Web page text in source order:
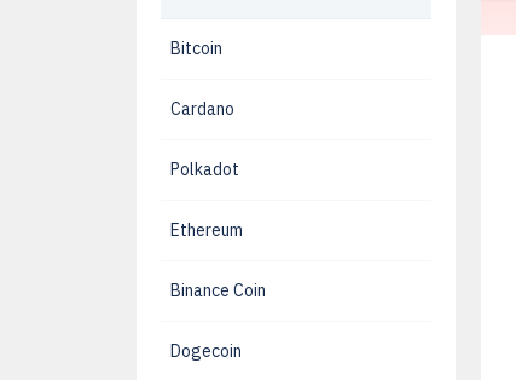
Bitcoin
Cardano
Polkadot
Ethereum
Binance Coin
Dogecoin